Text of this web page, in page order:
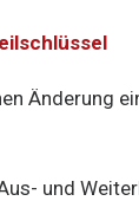
Änderung
und